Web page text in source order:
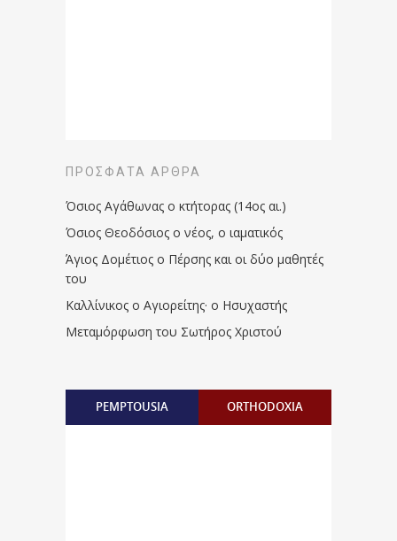
ΠΡΌΣΦΑΤΑ ΆΡΘΡΑ
Όσιος Αγάθωνας ο κτήτορας (14ος αι.)
Όσιος Θεοδόσιος ο νέος, ο ιαματικός
Άγιος Δομέτιος ο Πέρσης και οι δύο μαθητές
του
Καλλίνικος ο Αγιορείτης · ο Ησυχαστής
Μεταμόρφωση του Σωτήρος Χριστού
PEMPTOUSIA ORTHODOXIA